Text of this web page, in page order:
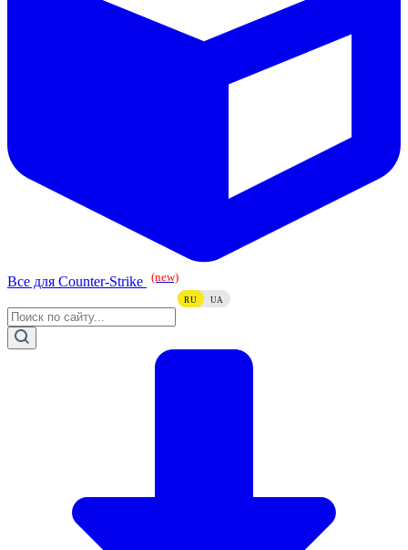
Все для Counter-Strike (new)
RU UA